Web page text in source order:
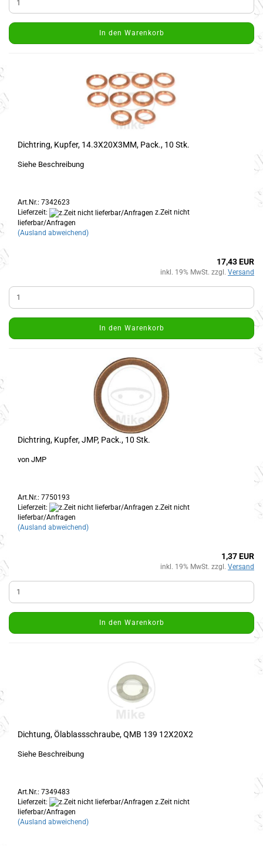
In den Warenkorb
Dichtring, Kupfer, 14.3X20X3MM, Pack., 10 Stk.
Siehe Beschreibung
Art.Nr.: 7342623
Lieferzeit:
z.Zeit nicht
lieferbar/Anfragen
(Ausland abweichend)
17,43 EUR
inkl. 19% MwSt. zzgl. Versand
In den Warenkorb
Dichtring, Kupfer, JMP, Pack., 10 Stk.
von JMP
Art.Nr.: 7750193
Lieferzeit:
z.Zeit nicht
lieferbar/Anfragen
(Ausland abweichend)
1,37 EUR
inkl. 19% MwSt. zzgl. Versand
In den Warenkorb
Dichtung, Ölablassschraube, QMB 139 12X20X2
Siehe Beschreibung
Art.Nr.: 7349483
Lieferzeit:
z.Zeit nicht
lieferbar/Anfragen
(Ausland abweichend)